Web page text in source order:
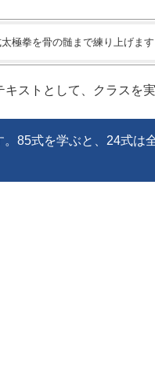
極拳を骨の髄まで練り上げます
ストとして、クラスを実
85式を学ぶと、24式は